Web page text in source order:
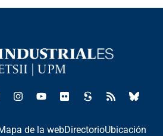
de la webDirectorioUbicación